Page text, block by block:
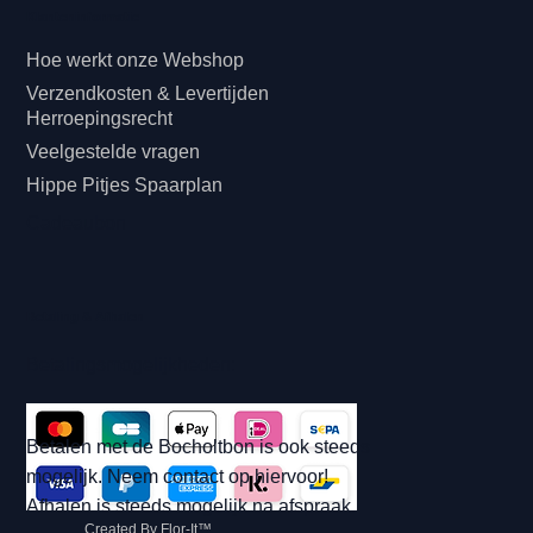
Hoe werkt onze Webshop
Veelgestelde vragen
Verzendkosten & Levertijden
Herroepingsrecht
Hippe Pitjes Spaarplan
Betalen met de Bocholtbon is ook steeds
mogelijk. Neem contact op hiervoor!
Afhalen is steeds mogelijk na afspraak.
Created By Flor-It™